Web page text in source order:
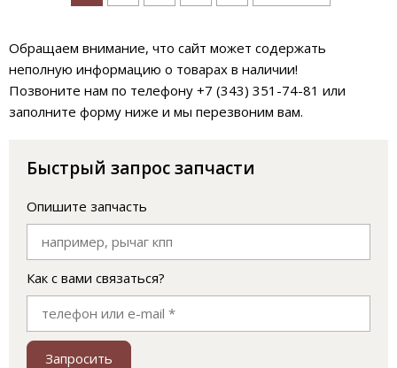
Обращаем внимание, что сайт может содержать
неполную информацию о товарах в наличии!
Позвоните нам по телефону +7 (343) 351-74-81 или
заполните форму ниже и мы перезвоним вам.
Быстрый запрос запчасти
Опишите запчасть
Как с вами связаться?
Запросить